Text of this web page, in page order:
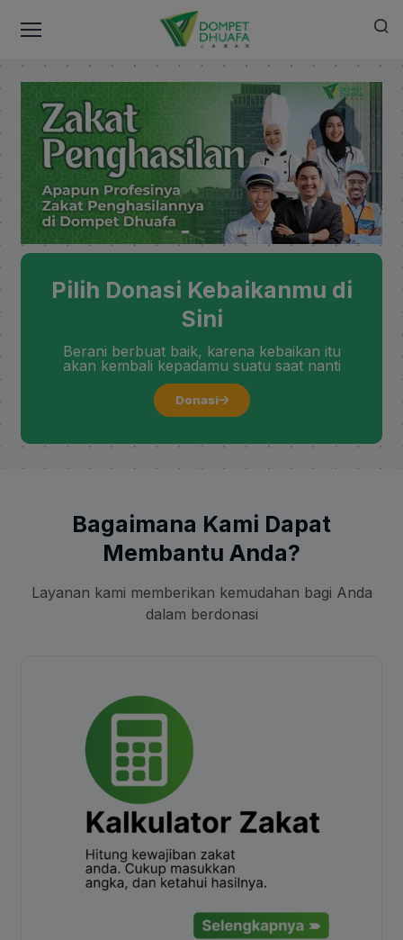
Pilih Donasi Kebaikanmu di
Sini
Berani berbuat baik, karena kebaikan itu
akan kembali kepadamu suatu saat nanti
Donasi
Bagaimana Kami Dapat
Membantu Anda?
Layanan kami memberikan kemudahan bagi Anda
dalam berdonasi